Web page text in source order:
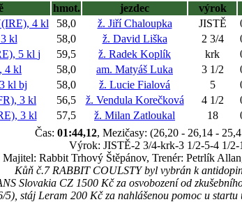
hmot. jezdec výrok
4 kl 58,0 ž. Jiří Chaloupka JISTĚ
kl 58,0 ž. David Liška 2 3/4
5 kl j 59,5 ž. Radek Koplík krk
4 kl 58,0 am. Matyáš Luka 3 1/2
kl bj 58,0 ž. Lucie Fialová 5
3 kl 56,5 ž. Vendula Korečková 4 1/2
3 kl 57,5 ž. Milan Zatloukal 18
Čas: 01:44,12, Mezičasy: (26,20 - 26,14 -
Výrok: JISTĚ-2 3/4-krk-3 1/2-5-4 1/2-
Majitel: Rabbit Trhový Štěpánov, Trenér: Petrlík
Kůň č.7 RABBIT COULSTY byl vybrán k
Slovakia CZ 1500 Kč za osvobození od
5), stáj Leram 200 Kč za nahlášenou pomoc u